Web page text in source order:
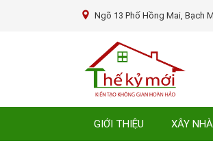
Ngõ 13 Phố Hồng Mai, Bạch
GIỚI THIỆU XÂY